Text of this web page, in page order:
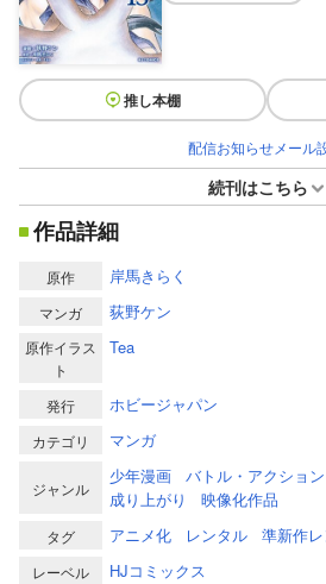
推し本棚
配信お知らせメール
続刊はこちら
作品詳細
原作 岸馬きらく
マンガ 荻野ケン
原作イラス
ト
Tea
発行 ホビージャパン
カテゴリ マンガ
ジャンル
少年漫画 バトル・アクション
成り上がり
映像化作品
タグ アニメ化 レンタル 準新作
レーベル HJコミックス